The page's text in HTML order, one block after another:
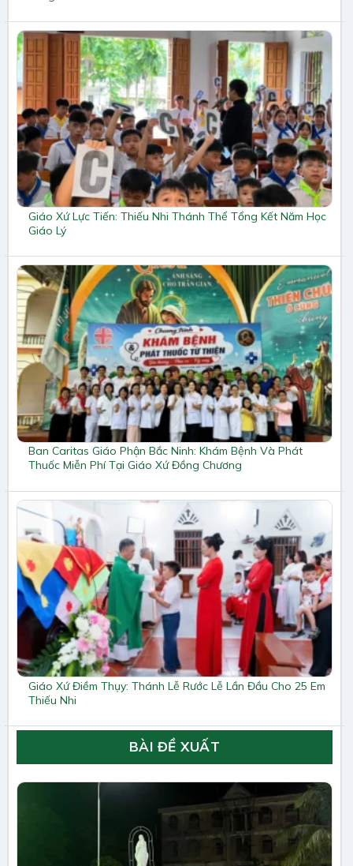
Giáo Xứ Lực Tiến: Thiếu Nhi Thánh Thể Tổng Kết Năm Học
Giáo Lý
Ban Caritas Giáo Phận Bắc Ninh: Khám Bệnh Và Phát
Thuốc Miễn Phí Tại Giáo Xứ Đồng Chương
Giáo Xứ Điềm Thụy: Thánh Lễ Rước Lễ Lần Đầu Cho 25 Em
Thiếu Nhi
BÀI ĐỀ XUẤT